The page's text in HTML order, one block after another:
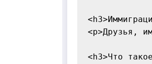
<p>Друзья,
<h3>Что